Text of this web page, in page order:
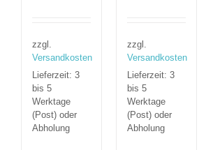
zzgl.
Versandkosten
Lieferzeit: 3
bis 5
Werktage
(Post) oder
Abholung
zzgl.
Versandkosten
Lieferzeit: 3
bis 5
Werktage
(Post) oder
Abholung